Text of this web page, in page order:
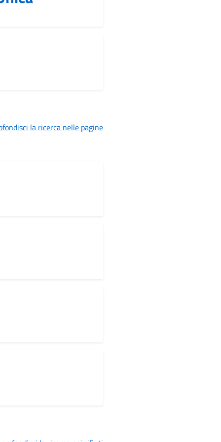
la ricerca nelle pagine